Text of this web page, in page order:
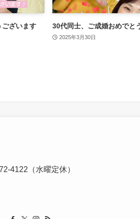
ございます 30代同士、ご成婚おめでと
2025年3月30日
4122（水曜定休）